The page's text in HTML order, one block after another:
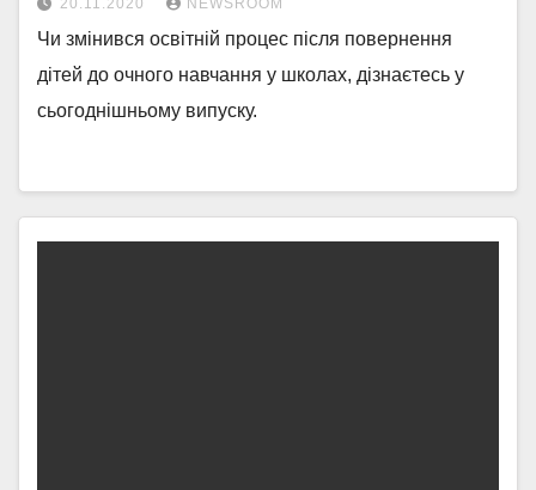
20.11.2020 NEWSROOM
Чи змінився освітній процес після повернення
дітей до очного навчання у школах, дізнаєтесь у
сьогоднішньому випуску.